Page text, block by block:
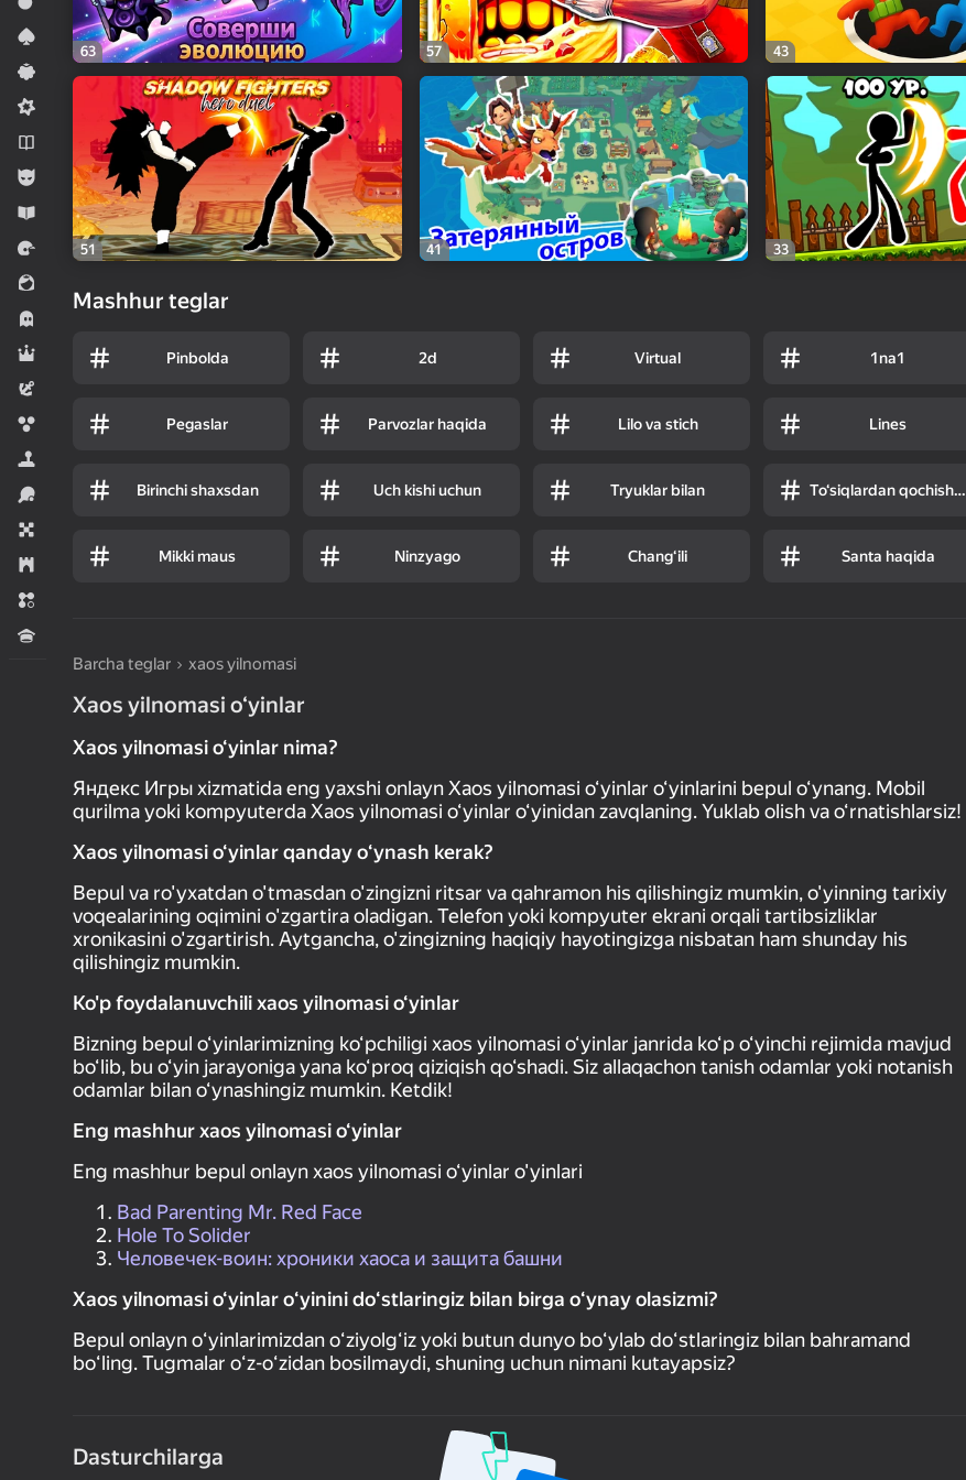
Kartali oʻyinlar
Novellalar
Oʻgʻil bolalar uchun
Oʻrgatuvchi
Poygalar
Rol ijro etiladigan
Sharchalar
Strategiyalar
63 57 43
51 41 33
Mashhur teglar
Pinbolda 2d Virtual 1na1
Pegaslar Parvozlar haqida Lilo va stich Lines
Birinchi shaxsdan Uch kishi uchun Tryuklar bilan To‘siqlardan qochish uchun
Mikki maus Ninzyago Chang‘ili Santa haqida
Barcha teglar xaos yilnomasi
Xaos yilnomasi o‘yinlar
Xaos yilnomasi o‘yinlar nima?
Яндекс Игры xizmatida eng yaxshi onlayn Xaos yilnomasi o‘yinlar o‘yinlarini bepul o‘ynang. Mobil
qurilma yoki kompyuterda Xaos yilnomasi o‘yinlar o‘yinidan zavqlaning. Yuklab olish va o‘rnatishlarsiz!
Xaos yilnomasi o‘yinlar qanday oʻynash kerak?
Bepul va ro'yxatdan o'tmasdan o'zingizni ritsar va qahramon his qilishingiz mumkin, o'yinning tarixiy
voqealarining oqimini o'zgartira oladigan. Telefon yoki kompyuter ekrani orqali tartibsizliklar
xronikasini o'zgartirish. Aytgancha, o'zingizning haqiqiy hayotingizga nisbatan ham shunday his
qilishingiz mumkin.
Ko'p foydalanuvchili xaos yilnomasi o‘yinlar
Bizning bepul o‘yinlarimizning ko‘pchiligi xaos yilnomasi o‘yinlar janrida ko‘p o‘yinchi rejimida mavjud
bo‘lib, bu o‘yin jarayoniga yana ko‘proq qiziqish qo‘shadi. Siz allaqachon tanish odamlar yoki notanish
odamlar bilan o‘ynashingiz mumkin. Ketdik!
Eng mashhur xaos yilnomasi o‘yinlar
Eng mashhur bepul onlayn xaos yilnomasi o‘yinlar o'yinlari
Bad Parenting Mr. Red Face
Hole To Solider
Человечек-воин: хроники хаоса и защита башни
Xaos yilnomasi o‘yinlar oʻyinini doʻstlaringiz bilan birga oʻynay olasizmi?
Bepul onlayn oʻyinlarimizdan oʻziyolgʻiz yoki butun dunyo boʻylab doʻstlaringiz bilan bahramand
boʻling. Tugmalar oʻz-oʻzidan bosilmaydi, shuning uchun nimani kutayapsiz?
Dasturchilarga